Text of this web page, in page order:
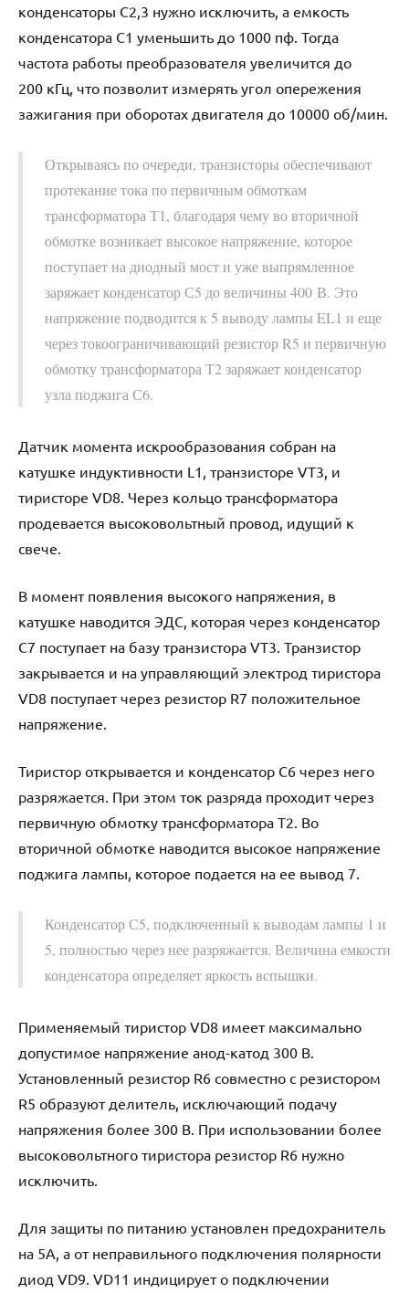
конденсаторы С2,3 нужно исключить, а емкость
конденсатора С1 уменьшить до 1000 пф. Тогда
частота работы преобразователя увеличится до
200 кГц, что позволит измерять угол опережения
зажигания при оборотах двигателя до 10000 об/мин.
Открываясь по очереди, транзисторы обеспечивают
протекание тока по первичным обмоткам
трансформатора Т1, благодаря чему во вторичной
обмотке возникает высокое напряжение, которое
поступает на диодный мост и уже выпрямленное
заряжает конденсатор С5 до величины 400 В. Это
напряжение подводится к 5 выводу лампы EL1 и еще
через токоограничивающий резистор R5 и первичную
обмотку трансформатора Т2 заряжает конденсатор
узла поджига С6.
Датчик момента искрообразования собран на
катушке индуктивности L1, транзисторе VT3, и
тиристоре VD8. Через кольцо трансформатора
продевается высоковольтный провод, идущий к
свече.
В момент появления высокого напряжения, в
катушке наводится ЭДС, которая через конденсатор
С7 поступает на базу транзистора VT3. Транзистор
закрывается и на управляющий электрод тиристора
VD8 поступает через резистор R7 положительное
напряжение.
Тиристор открывается и конденсатор С6 через него
разряжается. При этом ток разряда проходит через
первичную обмотку трансформатора Т2. Во
вторичной обмотке наводится высокое напряжение
поджига лампы, которое подается на ее вывод 7.
Конденсатор С5, подключенный к выводам лампы 1 и
5, полностью через нее разряжается. Величина емкости
конденсатора определяет яркость вспышки.
Применяемый тиристор VD8 имеет максимально
допустимое напряжение анод-катод 300 В.
Установленный резистор R6 совместно с резистором
R5 образуют делитель, исключающий подачу
напряжения более 300 В. При использовании более
высоковольтного тиристора резистор R6 нужно
исключить.
Для защиты по питанию установлен предохранитель
на 5А, а от неправильного подключения полярности
диод VD9. VD11 индицирует о подключении